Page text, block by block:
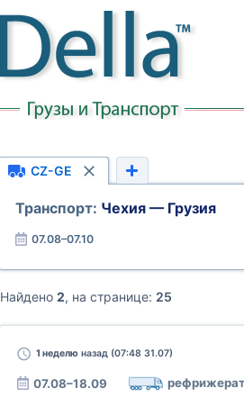
CZ-GE
Транспорт: Чехия — Грузия
07.08–07.10
Найдено 2, на странице: 25
1 неделюназад (07:48 31.07)
07.08–18.09